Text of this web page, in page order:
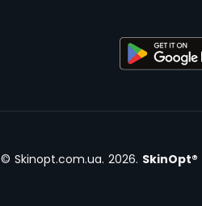
© Skinopt.com.ua. 2026. SkinOpt®